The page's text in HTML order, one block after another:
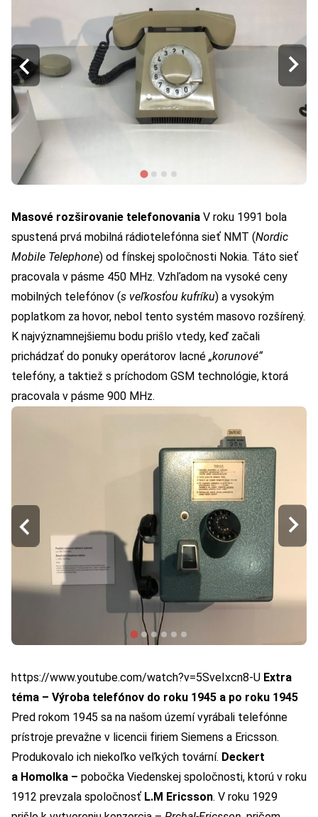
Masové rozširovanie telefonovania V roku 1991 bola
spustená prvá mobilná rádiotelefónna sieť NMT (Nordic
Mobile Telephone) od fínskej spoločnosti Nokia. Táto sieť
pracovala v pásme 450 MHz. Vzhľadom na vysoké ceny
mobilných telefónov (s veľkosťou kufríku) a vysokým
poplatkom za hovor, nebol tento systém masovo rozšírený.
K najvýznamnejšiemu bodu prišlo vtedy, keď začali
prichádzať do ponuky operátorov lacné „korunové“
telefóny, a taktiež s príchodom GSM technológie, ktorá
pracovala v pásme 900 MHz.
https://www.youtube.com/watch?v=5SveIxcn8-U Extra
téma – Výroba telefónov do roku 1945 a po roku 1945
Pred rokom 1945 sa na našom území vyrábali telefónne
prístroje prevažne v licencii firiem Siemens a Ericsson.
Produkovalo ich niekoľko veľkých tovární. Deckert
a Homolka – pobočka Viedenskej spoločnosti, ktorú v roku
1912 prevzala spoločnosť L.M Ericsson. V roku 1929